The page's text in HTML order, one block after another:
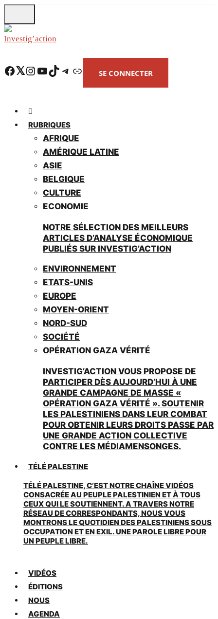
to
main
Facebook Twitter Instagram YouTube TikTok Telegram Lien SE CONNECTER
RUBRIQUES
AFRIQUE
AMÉRIQUE LATINE
ASIE
BELGIQUE
CULTURE
ECONOMIE
NOTRE SÉLECTION DES MEILLEURS
ARTICLES D’ANALYSE ÉCONOMIQUE
PUBLIÉS SUR INVESTIG’ACTION
ENVIRONNEMENT
ETATS-UNIS
EUROPE
MOYEN-ORIENT
NORD-SUD
SOCIÉTÉ
OPÉRATION GAZA VÉRITÉ
INVESTIG’ACTION VOUS PROPOSE DE
PARTICIPER DÈS AUJOURD’HUI À UNE
GRANDE CAMPAGNE DE MASSE «
OPÉRATION GAZA VÉRITÉ ». SOUTENIR
LES PALESTINIENS DANS LEUR COMBAT
POUR OBTENIR LEURS DROITS PASSE PAR
UNE GRANDE ACTION COLLECTIVE
CONTRE LES MÉDIAMENSONGES.
TÉLÉ PALESTINE
TÉLÉ PALESTINE, C’EST NOTRE CHAÎNE VIDÉOS
CONSACRÉE AU PEUPLE PALESTINIEN ET À TOUS
CEUX QUI LE SOUTIENNENT. A TRAVERS NOTRE
RÉSEAU DE CORRESPONDANTS, NOUS VOUS
MONTRONS LE QUOTIDIEN DES PALESTINIENS SOUS
OCCUPATION ET EN EXIL. UNE PAROLE LIBRE POUR
UN PEUPLE LIBRE.
VIDÉOS
ÉDITIONS
NOUS
AGENDA